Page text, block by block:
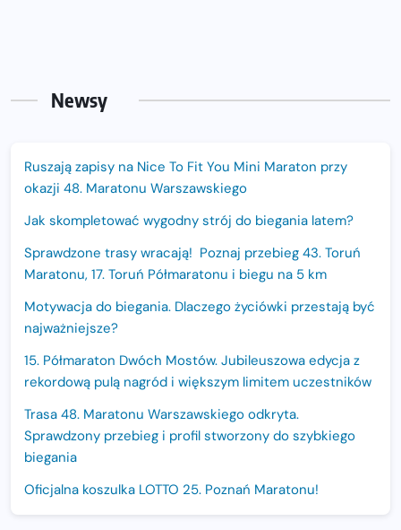
Newsy
Ruszają zapisy na Nice To Fit You Mini Maraton przy
okazji 48. Maratonu Warszawskiego
Jak skompletować wygodny strój do biegania latem?
Sprawdzone trasy wracają! Poznaj przebieg 43. Toruń
Maratonu, 17. Toruń Półmaratonu i biegu na 5 km
Motywacja do biegania. Dlaczego życiówki przestają być
najważniejsze?
15. Półmaraton Dwóch Mostów. Jubileuszowa edycja z
rekordową pulą nagród i większym limitem uczestników
Trasa 48. Maratonu Warszawskiego odkryta.
Sprawdzony przebieg i profil stworzony do szybkiego
biegania
Oficjalna koszulka LOTTO 25. Poznań Maratonu!